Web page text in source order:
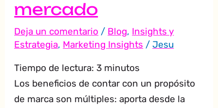
mercado
Deja un comentario / Blog, Insights y
Estrategia, Marketing Insights /Jesu
Tiempo de lectura: 3 minutos
Los beneficios de contar con un propósito
de marca son múltiples: aporta desde la
mercado